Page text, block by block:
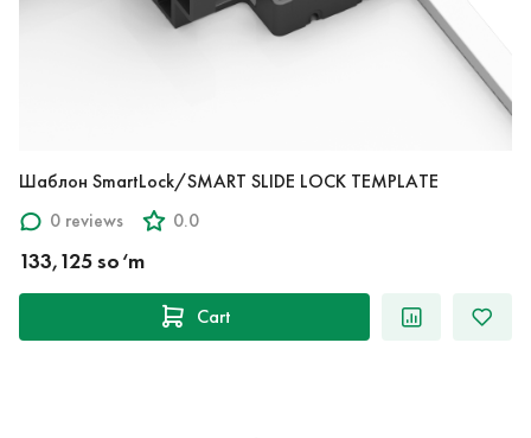
Шаблон SmartLock/SMART SLIDE LOCK TEMPLATE
0 reviews
0.0
133,125 so‘m
Cart